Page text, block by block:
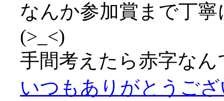
なんか参加賞まで丁
(>_<)
手間考えたら赤字な
いつもありがとうござ